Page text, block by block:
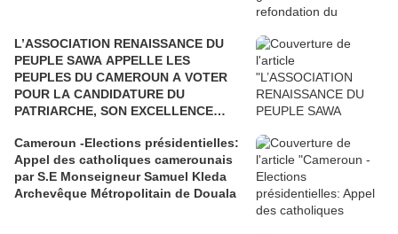
L’ASSOCIATION RENAISSANCE DU
PEUPLE SAWA APPELLE LES
PEUPLES DU CAMEROUN A VOTER
POUR LA CANDIDATURE DU
PATRIARCHE, SON EXCELLENCE
Cameroun -Elections présidentielles:
Appel des catholiques camerounais
par S.E Monseigneur Samuel Kleda
Archevêque Métropolitain de Douala